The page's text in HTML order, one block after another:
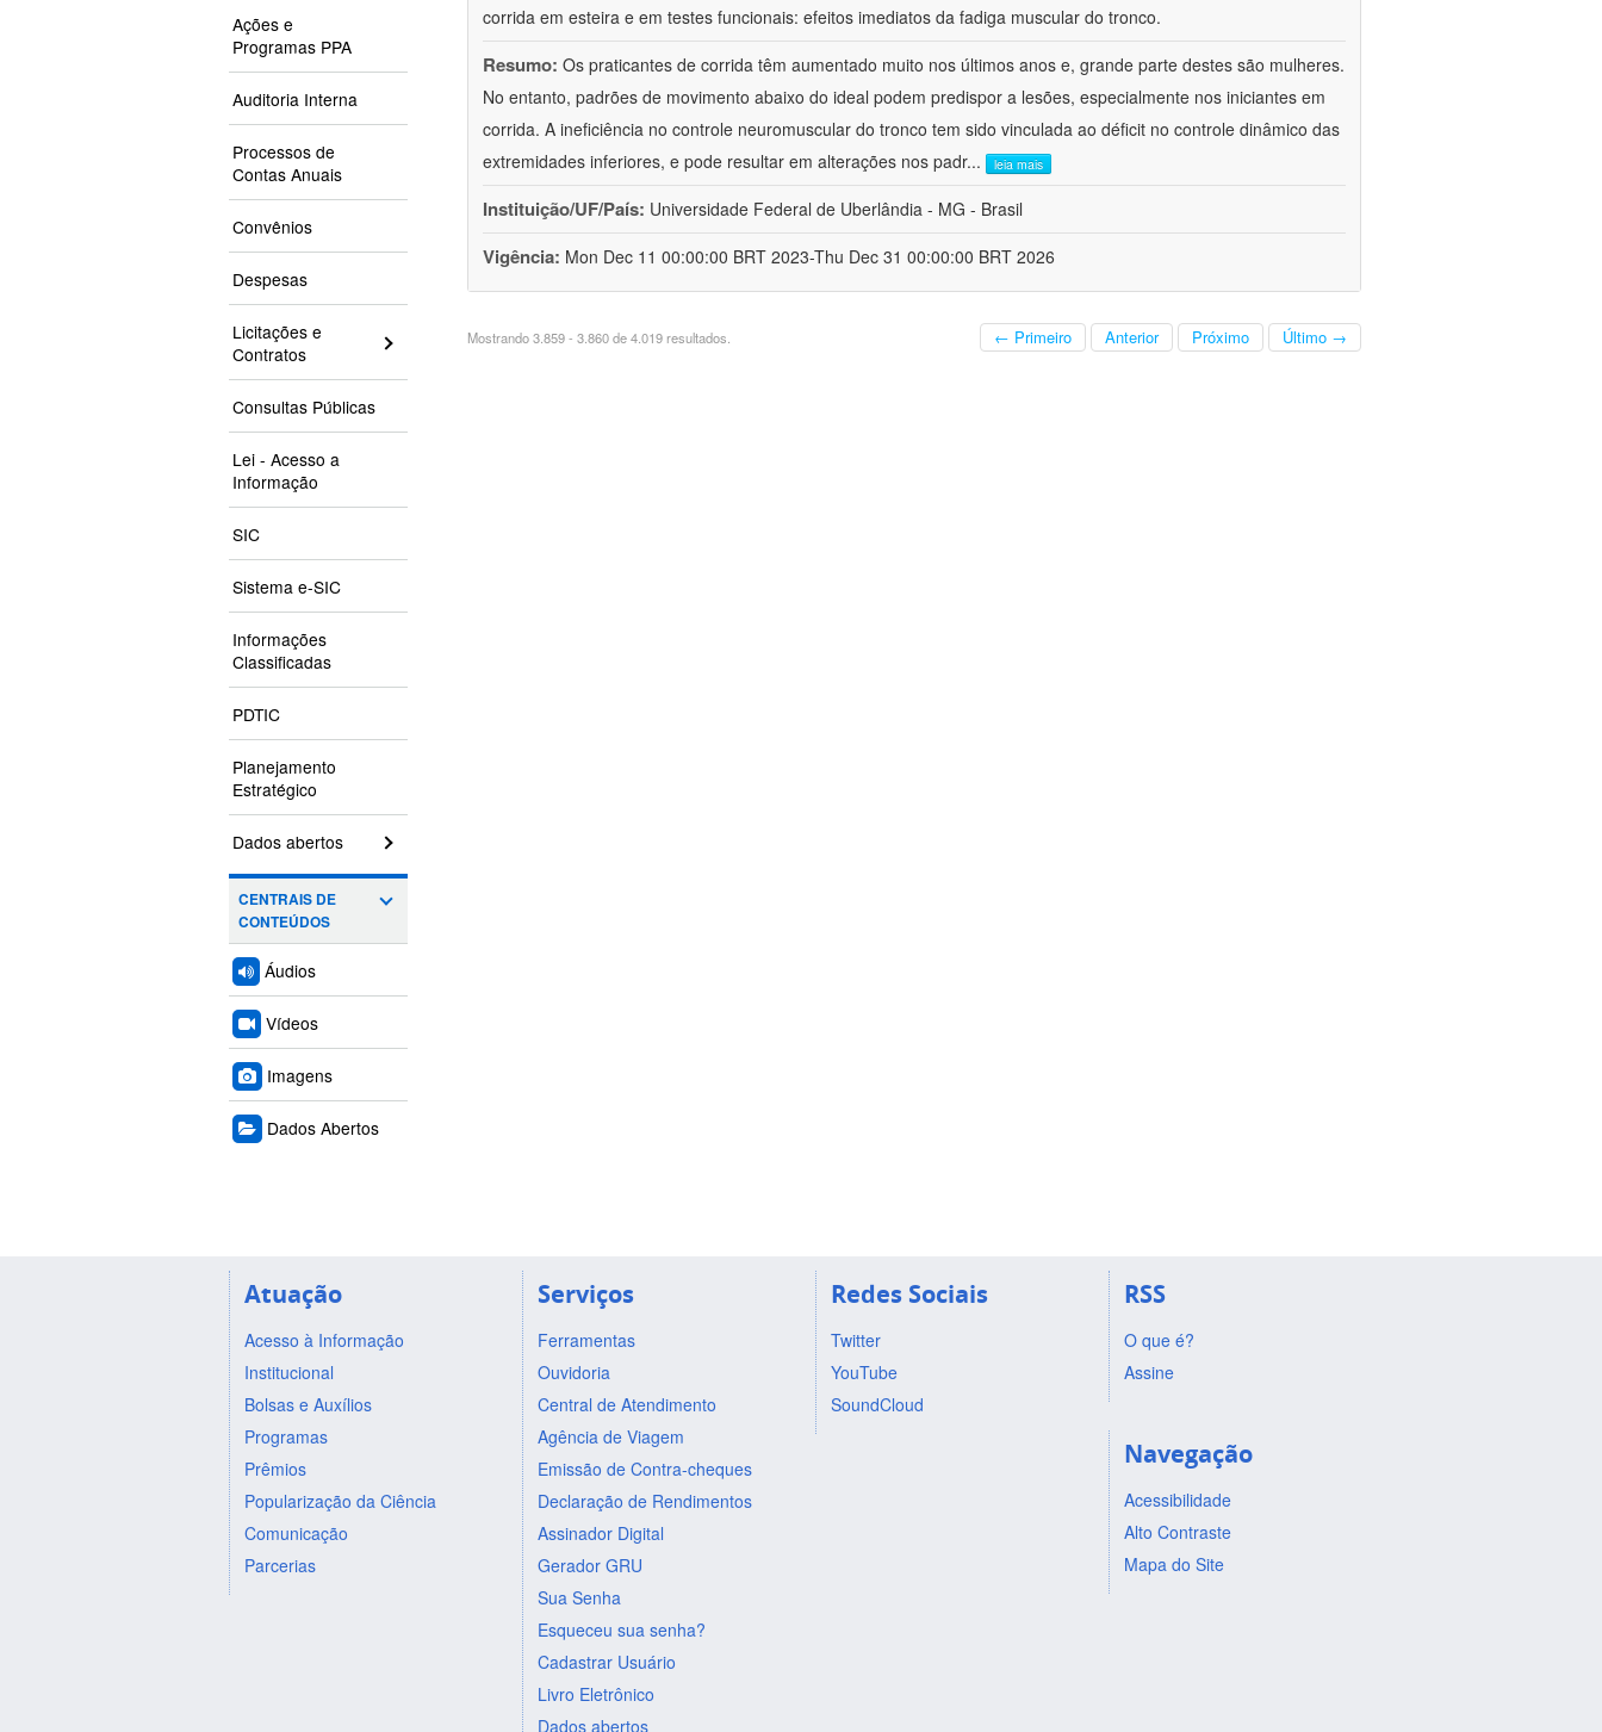
Ações e
Programas PPA
Auditoria Interna
Processos de
Contas Anuais
Convênios
Despesas
Licitações e
Contratos
Consultas Públicas
Lei - Acesso a
Informação
SIC
Sistema e-SIC
Informações
Classificadas
PDTIC
Planejamento
Estratégico
Dados abertos
CENTRAIS DE
CONTEÚDOS
Áudios
Vídeos
Imagens
Dados Abertos
corrida em esteira e em testes funcionais: efeitos imediatos da fadiga muscular do tronco.
Resumo: Os praticantes de corrida têm aumentado muito nos últimos anos e, grande parte destes são mulheres.
No entanto, padrões de movimento abaixo do ideal podem predispor a lesões, especialmente nos iniciantes em
corrida. A ineficiência no controle neuromuscular do tronco tem sido vinculada ao déficit no controle dinâmico das
extremidades inferiores, e pode resultar em alterações nos padr... leia mais
Instituição/UF/País: Universidade Federal de Uberlândia - MG - Brasil
Vigência: Mon Dec 11 00:00:00 BRT 2023-Thu Dec 31 00:00:00 BRT 2026
Mostrando 3.859 - 3.860 de 4.019 resultados. ← Primeiro Anterior Próximo Último →
Atuação
Acesso à Informação
Institucional
Bolsas e Auxílios
Programas
Prêmios
Popularização da Ciência
Comunicação
Parcerias
Serviços
Ferramentas
Ouvidoria
Central de Atendimento
Agência de Viagem
Emissão de Contra-cheques
Declaração de Rendimentos
Assinador Digital
Gerador GRU
Sua Senha
Esqueceu sua senha?
Cadastrar Usuário
Livro Eletrônico
Dados abertos
Redes Sociais
Twitter
YouTube
SoundCloud
RSS
O que é?
Assine
Navegação
Acessibilidade
Alto Contraste
Mapa do Site